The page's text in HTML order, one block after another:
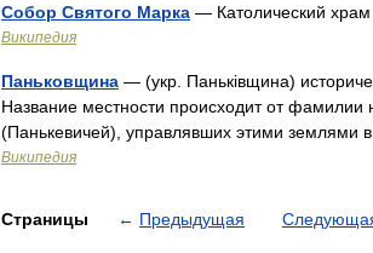
Собор Святого Марка — Католический
Википедия
Паньковщина — (укр. Паньківщина)
Название местности происходит от фамилии
(Панькевичей), управлявших этими землями
Википедия
Страницы ← Предыдущая